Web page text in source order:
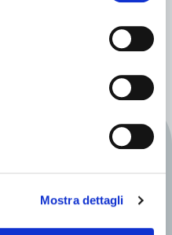
Mostra dettagli